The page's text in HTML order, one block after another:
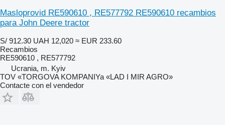
Masloprovid RE590610 , RE577792 RE590610 recambios
para John Deere tractor
S/ 912.30 UAH 12,020 ≈ EUR 233.60
Recambios
RE590610 , RE577792
Ucrania, m. Kyiv
TOV «TORGOVA KOMPANIYa «LAD I MIR AGRO»
Contacte con el vendedor